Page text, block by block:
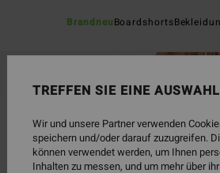
BrandneuBoardshorts
TREFFEN SIE EINE
Wir und unsere Partner verwenden
speichern und/oder darauf zuzugreifen.
können verwendet werden, um Ihnen
Inhalten zu messen, und um mehr über